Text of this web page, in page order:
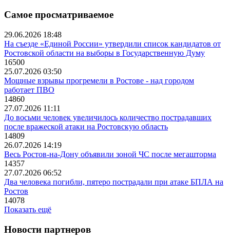
Самое просматриваемое
29.06.2026 18:48
На съезде «Единой России» утвердили список кандидатов от
Ростовской области на выборы в Государственную Думу
16500
25.07.2026 03:50
Мощные взрывы прогремели в Ростове - над городом
работает ПВО
14860
27.07.2026 11:11
До восьми человек увеличилось количество пострадавших
после вражеской атаки на Ростовскую область
14809
26.07.2026 14:19
Весь Ростов-на-Дону объявили зоной ЧС после мегашторма
14357
27.07.2026 06:52
Два человека погибли, пятеро пострадали при атаке БПЛА на
Ростов
14078
Показать ещё
Новости партнеров